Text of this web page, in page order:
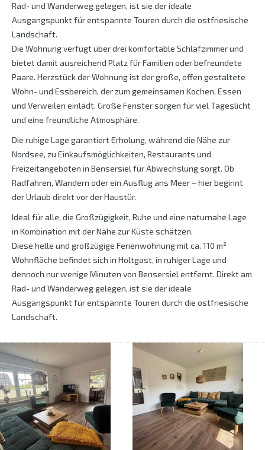
Rad- und Wanderweg gelegen, ist sie der ideale
Ausgangspunkt für entspannte Touren durch die ostfriesische
Landschaft.
Die Wohnung verfügt über drei komfortable Schlafzimmer und
bietet damit ausreichend Platz für Familien oder befreundete
Paare. Herzstück der Wohnung ist der große, offen gestaltete
Wohn- und Essbereich, der zum gemeinsamen Kochen, Essen
und Verweilen einlädt. Große Fenster sorgen für viel Tageslicht
und eine freundliche Atmosphäre.
Die ruhige Lage garantiert Erholung, während die Nähe zur
Nordsee, zu Einkaufsmöglichkeiten, Restaurants und
Freizeitangeboten in Bensersiel für Abwechslung sorgt. Ob
Radfahren, Wandern oder ein Ausflug ans Meer – hier beginnt
der Urlaub direkt vor der Haustür.
Ideal für alle, die Großzügigkeit, Ruhe und eine naturnahe Lage
in Kombination mit der Nähe zur Küste schätzen.
Diese helle und großzügige Ferienwohnung mit ca. 110 m²
Wohnfläche befindet sich in Holtgast, in ruhiger Lage und
dennoch nur wenige Minuten von Bensersiel entfernt. Direkt am
Rad- und Wanderweg gelegen, ist sie der ideale
Ausgangspunkt für entspannte Touren durch die ostfriesische
Landschaft.